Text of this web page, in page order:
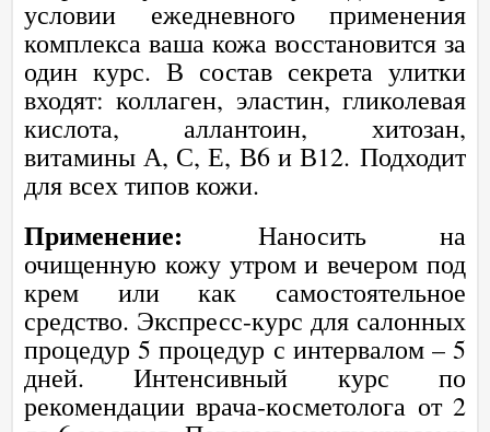
условии ежедневного применения
комплекса ваша кожа восстановится за
один курс. В состав секрета улитки
входят: коллаген, эластин, гликолевая
кислота, аллантоин, хитозан,
витамины А, С, Е, В6 и В12. Подходит
для всех типов кожи.
Применение: Наносить на
очищенную кожу утром и вечером под
крем или как самостоятельное
средство. Экспресс-курс для салонных
процедур 5 процедур с интервалом – 5
дней. Интенсивный курс по
рекомендации врача-косметолога от 2